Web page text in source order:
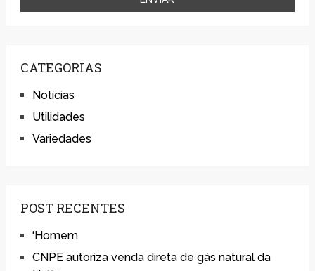
CATEGORIAS
Notícias
Utilidades
Variedades
POST RECENTES
‘Homem
CNPE autoriza venda direta de gás natural da